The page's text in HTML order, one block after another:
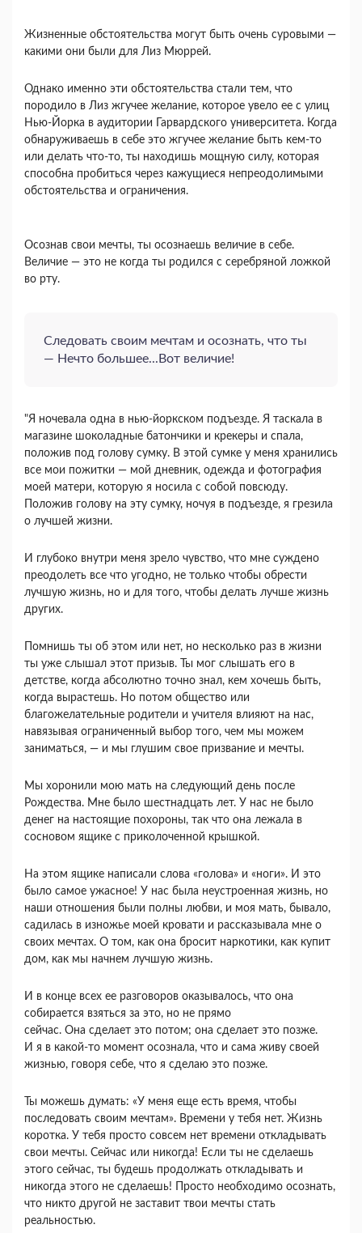
Жизненные обстоятельства могут быть очень суровыми —
какими они были для Лиз Мюррей.
Однако именно эти обстоятельства стали тем, что
породило в Лиз жгучее желание, которое увело ее с улиц
Нью-Йорка в аудитории Гарвардского университета. Когда
обнаруживаешь в себе это жгучее желание быть кем-то
или делать что-то, ты находишь мощную силу, которая
способна пробиться через кажущиеся непреодолимыми
обстоятельства и ограничения.
Осознав свои мечты, ты осознаешь величие в себе.
Величие — это не когда ты родился с серебряной ложкой
во рту.
Следовать своим мечтам и осознать, что ты
— Нечто большее...Вот величие!
"Я ночевала одна в нью-йоркском подъезде. Я таскала в
магазине шоколадные батончики и крекеры и спала,
положив под голову сумку. В этой сумке у меня хранились
все мои пожитки — мой дневник, одежда и фотография
моей матери, которую я носила с собой повсюду.
Положив голову на эту сумку, ночуя в подъезде, я грезила
о лучшей жизни.
И глубоко внутри меня зрело чувство, что мне суждено
преодолеть все что угодно, не только чтобы обрести
лучшую жизнь, но и для того, чтобы делать лучше жизнь
других.
Помнишь ты об этом или нет, но несколько раз в жизни
ты уже слышал этот призыв. Ты мог слышать его в
детстве, когда абсолютно точно знал, кем хочешь быть,
когда вырастешь. Но потом общество или
благожелательные родители и учителя влияют на нас,
навязывая ограниченный выбор того, чем мы можем
заниматься, — и мы глушим свое призвание и мечты.
Мы хоронили мою мать на следующий день после
Рождества. Мне было шестнадцать лет. У нас не было
денег на настоящие похороны, так что она лежала в
сосновом ящике с приколоченной крышкой.
На этом ящике написали слова «голова» и «ноги». И это
было самое ужасное! У нас была неустроенная жизнь, но
наши отношения были полны любви, и моя мать, бывало,
садилась в изножье моей кровати и рассказывала мне о
своих мечтах. О том, как она бросит наркотики, как купит
дом, как мы начнем лучшую жизнь.
И в конце всех ее разговоров оказывалось, что она
собирается взяться за это, но не прямо
сейчас. Она сделает это потом; она сделает это позже.
И я в какой-то момент осознала, что и сама живу своей
жизнью, говоря себе, что я сделаю это позже.
Ты можешь думать: «У меня еще есть время, чтобы
последовать своим мечтам». Времени у тебя нет. Жизнь
коротка. У тебя просто совсем нет времени откладывать
свои мечты. Сейчас или никогда! Если ты не сделаешь
этого сейчас, ты будешь продолжать откладывать и
никогда этого не сделаешь! Просто необходимо осознать,
что никто другой не заставит твои мечты стать
реальностью.